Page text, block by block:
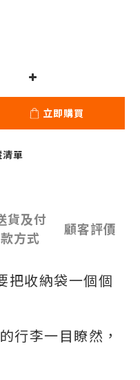
立即購買
單
貨及付
款方式
顧客評價
把收納袋一個個
行李一目瞭然，